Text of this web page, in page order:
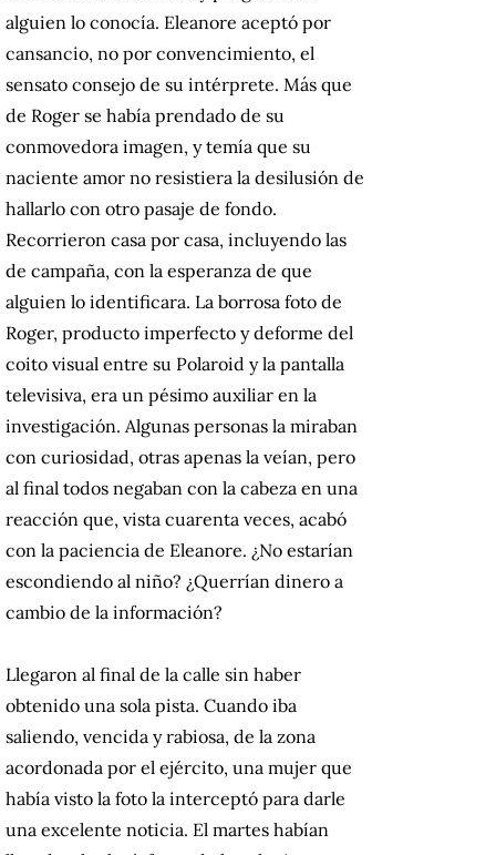
alguien lo conocía. Eleanore aceptó por
cansancio, no por convencimiento, el
sensato consejo de su intérprete. Más que
de Roger se había prendado de su
conmovedora imagen, y temía que su
naciente amor no resistiera la desilusión de
hallarlo con otro pasaje de fondo.
Recorrieron casa por casa, incluyendo las
de campaña, con la esperanza de que
alguien lo identificara. La borrosa foto de
Roger, producto imperfecto y deforme del
coito visual entre su Polaroid y la pantalla
televisiva, era un pésimo auxiliar en la
investigación. Algunas personas la miraban
con curiosidad, otras apenas la veían, pero
al final todos negaban con la cabeza en una
reacción que, vista cuarenta veces, acabó
con la paciencia de Eleanore. ¿No estarían
escondiendo al niño? ¿Querrían dinero a
cambio de la información?
Llegaron al final de la calle sin haber
obtenido una sola pista. Cuando iba
saliendo, vencida y rabiosa, de la zona
acordonada por el ejército, una mujer que
había visto la foto la interceptó para darle
una excelente noticia. El martes habían